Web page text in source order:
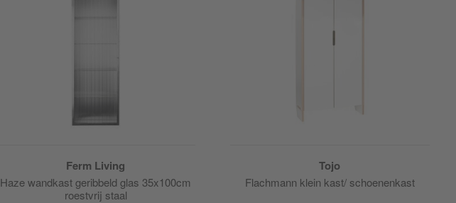
Ferm Living
Haze wandkast geribbeld glas 35x100cm
roestvrij staal
Tojo
Flachmann klein kast/ schoenenkast